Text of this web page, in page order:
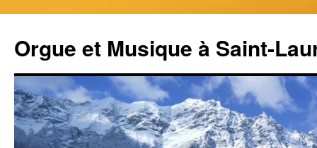
contenu
Orgue et Musique à Saint-